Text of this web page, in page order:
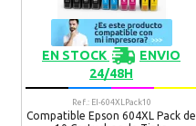
Lola 07. 02. 2024
Funcionan muy bien
Recomendaría su compra:
EN STOCK
ENVIO
24/48H
Ref.: EI-604XLPack10
Compatible Epson 604XL Pack de